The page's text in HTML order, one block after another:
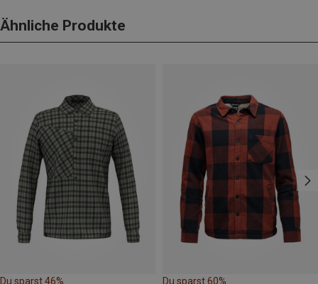
Ähnliche Produkte
Du sparst 46% Du sparst 60%